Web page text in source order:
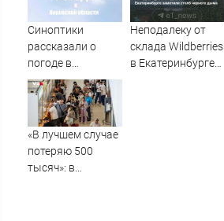
Синоптики
рассказали о
погоде в
Кировской
области на 7
августа
Неподалеку от
склада Wildberries
в Екатеринбурге
«В лучшем случае
потеряю 500
тысяч»: в